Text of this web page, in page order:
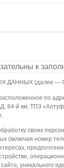
к
(далее —
по
84-й км, ТПЗ
своих
(включая номер
уникального